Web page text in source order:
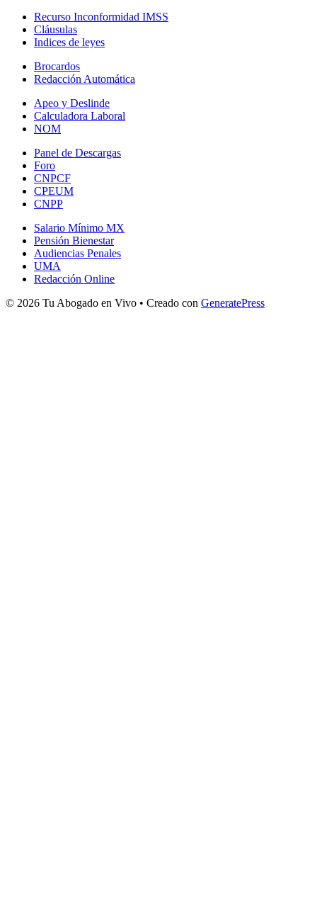
Recurso Inconformidad IMSS
Cláusulas
Indices de leyes
Brocardos
Redacción Automática
Apeo y Deslinde
Calculadora Laboral
NOM
Panel de Descargas
Foro
CNPCF
CPEUM
CNPP
Salario Mínimo MX
Pensión Bienestar
Audiencias Penales
UMA
Redacción Online
© 2026 Tu Abogado en Vivo • Creado con GeneratePress